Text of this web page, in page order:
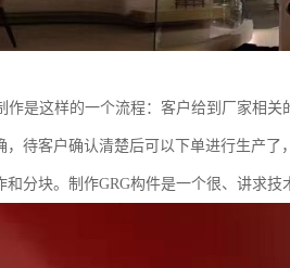
作是这样的一个流程：客户给到厂家相
，待客户确认清楚后可以下单进行生产
和分块。制作GRG构件是一个很、讲求技